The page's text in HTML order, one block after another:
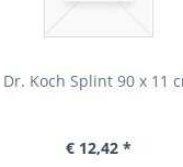
Dr. Koch Splint 90 x 11
€ 12,42 *